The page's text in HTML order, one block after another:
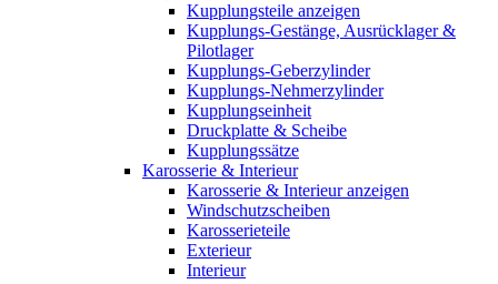
Kupplungsteile anzeigen
Kupplungs-Gestänge, Ausrücklager &
Pilotlager
Kupplungs-Geberzylinder
Kupplungs-Nehmerzylinder
Kupplungseinheit
Druckplatte & Scheibe
Kupplungssätze
Karosserie & Interieur
Karosserie & Interieur anzeigen
Windschutzscheiben
Karosserieteile
Exterieur
Interieur